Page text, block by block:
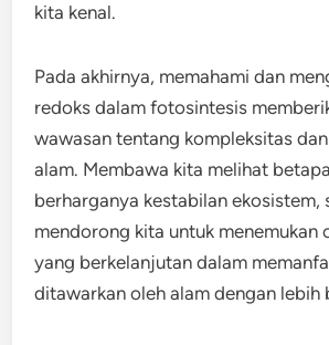
kita kenal.
Pada akhirnya, memahami dan
redoks dalam fotosintesis
wawasan tentang kompleksitas
alam. Membawa kita melihat
berharganya kestabilan ekosistem,
mendorong kita untuk menemukan
yang berkelanjutan dalam
ditawarkan oleh alam dengan lebih